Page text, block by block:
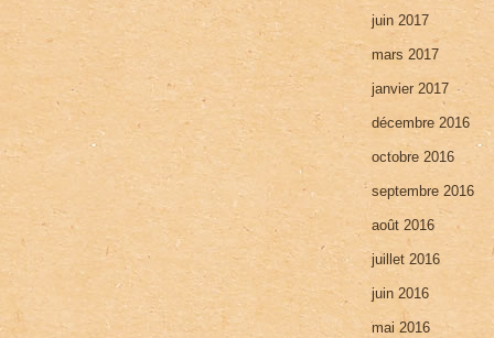
juin 2017
mars 2017
janvier 2017
décembre 2016
octobre 2016
septembre 2016
août 2016
juillet 2016
juin 2016
mai 2016